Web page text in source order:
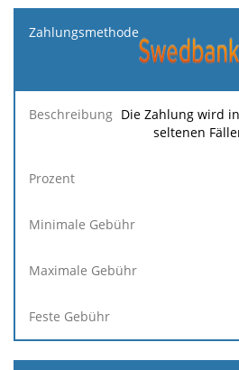
Zahlungsmethode
Die Zahlung wird
seltenen